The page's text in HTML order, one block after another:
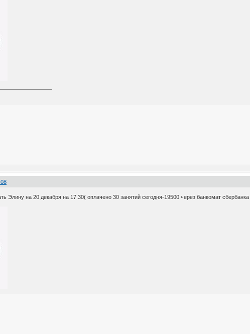
Элину на 20 декабря на 17.30( оплачено 30 занятий сегодня-19500 через банкомат сбербанка